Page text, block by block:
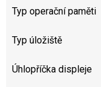
Typ operační paměti
Typ úložiště
Úhlopříčka displeje